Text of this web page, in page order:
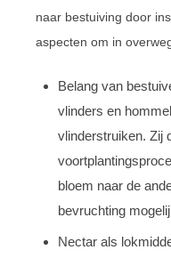
naar bestuiving door
aspecten om in
Belang van
vlinders en
vlinderstruiken. Zij
bloem naar de
bevruchting
Nectar als